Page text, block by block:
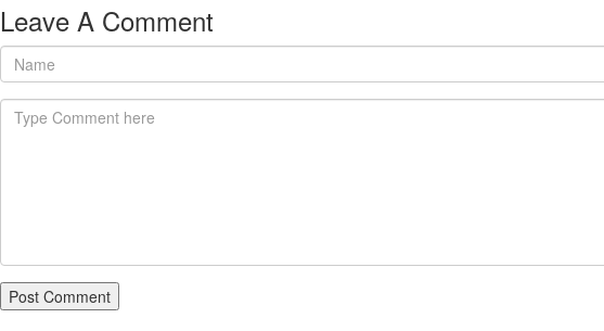
Leave A Comment
Post Comment